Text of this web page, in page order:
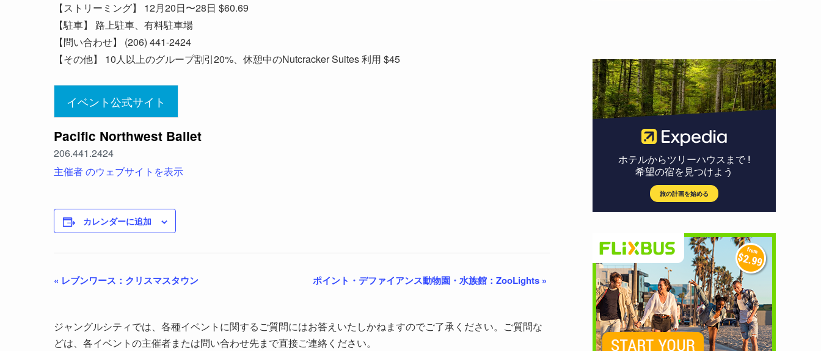
【ストリーミング】 12月20日〜28日 $60.69
【駐車】 路上駐車、有料駐車場
【問い合わせ】 (206) 441-2424
【その他】 10人以上のグループ割引20%、休憩中のNutcracker Suites 利用 $45
イベント公式サイト
Pacific Northwest Ballet
206.441.2424
主催者 のウェブサイトを表示
カレンダーに追加
« レブンワース：クリスマスタウン ポイント・デファイアンス動物園・水族館：ZooLights »
ジャングルシティでは、各種イベントに関するご質問にはお答えいたしかねますのでご了承ください。ご質問な
どは、各イベントの主催者または問い合わせ先まで直接ご連絡ください。